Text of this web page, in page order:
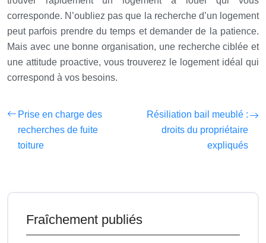
corresponde. N’oubliez pas que la recherche d’un logement
peut parfois prendre du temps et demander de la patience.
Mais avec une bonne organisation, une recherche ciblée et
une attitude proactive, vous trouverez le logement idéal qui
correspond à vos besoins.
Prise en charge des
recherches de fuite
toiture
Résiliation bail meublé :
droits du propriétaire
expliqués
Fraîchement publiés